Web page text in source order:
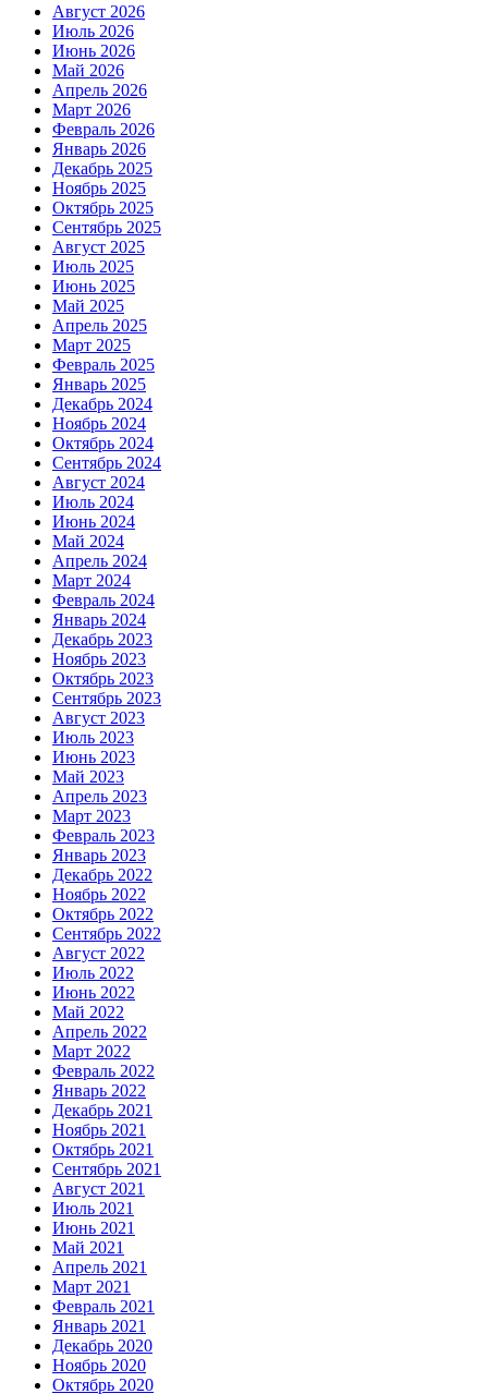
Август 2026
Июль 2026
Июнь 2026
Май 2026
Апрель 2026
Март 2026
Февраль 2026
Январь 2026
Декабрь 2025
Ноябрь 2025
Октябрь 2025
Сентябрь 2025
Август 2025
Июль 2025
Июнь 2025
Май 2025
Апрель 2025
Март 2025
Февраль 2025
Январь 2025
Декабрь 2024
Ноябрь 2024
Октябрь 2024
Сентябрь 2024
Август 2024
Июль 2024
Июнь 2024
Май 2024
Апрель 2024
Март 2024
Февраль 2024
Январь 2024
Декабрь 2023
Ноябрь 2023
Октябрь 2023
Сентябрь 2023
Август 2023
Июль 2023
Июнь 2023
Май 2023
Апрель 2023
Март 2023
Февраль 2023
Январь 2023
Декабрь 2022
Ноябрь 2022
Октябрь 2022
Сентябрь 2022
Август 2022
Июль 2022
Июнь 2022
Май 2022
Апрель 2022
Март 2022
Февраль 2022
Январь 2022
Декабрь 2021
Ноябрь 2021
Октябрь 2021
Сентябрь 2021
Август 2021
Июль 2021
Июнь 2021
Май 2021
Апрель 2021
Март 2021
Февраль 2021
Январь 2021
Декабрь 2020
Ноябрь 2020
Октябрь 2020